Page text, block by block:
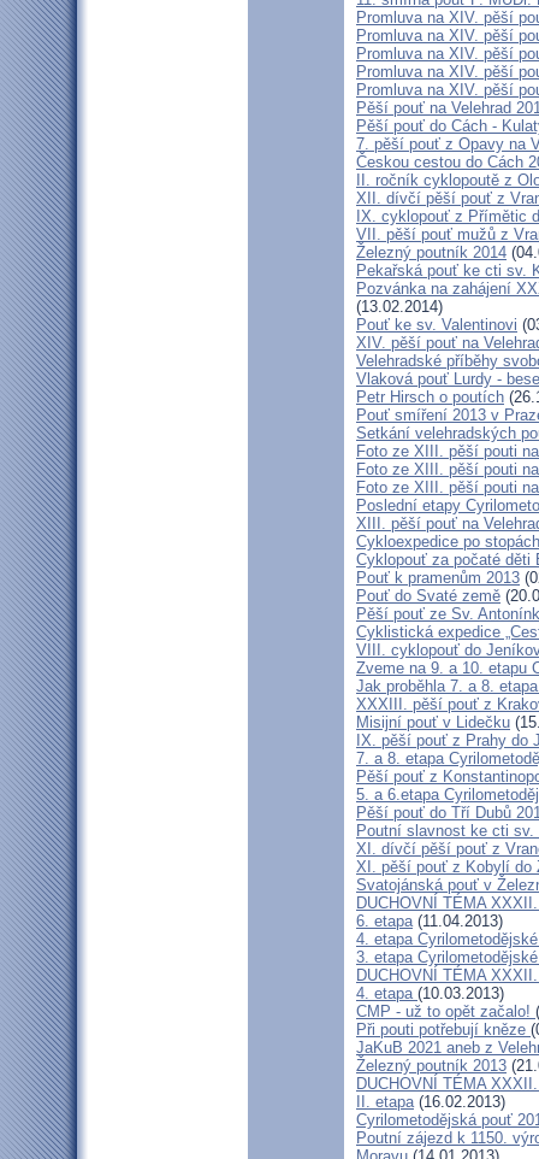
Promluva na XIV. pěší
Promluva na XIV. pěší
Promluva na XIV. pěší
Promluva na XIV. pěší
Promluva na XIV. pěší
Pěší pouť na Velehrad
Pěší pouť do Cách -
7. pěší pouť z Opavy na
Českou cestou do Cách
II. ročník cyklopoutě z
XII. dívčí pěší pouť z
IX. cyklopouť z Přímětic
VII. pěší pouť mužů z
Železný poutník 2014
Pekařská pouť ke cti sv.
Pozvánka na zahájení
(13.02.2014)
Pouť ke sv. Valentinovi
XIV. pěší pouť na
Velehradské příběhy
Vlaková pouť Lurdy -
Petr Hirsch o poutích
Pouť smíření 2013 v
Setkání velehradských
Foto ze XIII. pěší pouti
Foto ze XIII. pěší pouti
Foto ze XIII. pěší pouti
Poslední etapy
XIII. pěší pouť na
Cykloexpedice po
Cyklopouť za počaté děti
Pouť k pramenům 2013
Pouť do Svaté země
Pěší pouť ze Sv.
Cyklistická expedice
VIII. cyklopouť do
Zveme na 9. a 10. etapu
Jak proběhla 7. a 8.
XXXIII. pěší pouť z
Misijní pouť v Lidečku
IX. pěší pouť z Prahy do
7. a 8. etapa
Pěší pouť z
5. a 6.etapa
Pěší pouť do Tří Dubů
Poutní slavnost ke cti sv.
XI. dívčí pěší pouť z
XI. pěší pouť z Kobylí do
Svatojánská pouť v
DUCHOVNÍ TÉMA
6. etapa(11.04.2013)
4. etapa
3. etapa
DUCHOVNÍ TÉMA
4. etapa (10.03.2013)
CMP - už to opět začalo!
Při pouti potřebují kněze
JaKuB 2021 aneb z
Železný poutník 2013
DUCHOVNÍ TÉMA
II. etapa(16.02.2013)
Cyrilometodějská pouť
Poutní zájezd k 1150.